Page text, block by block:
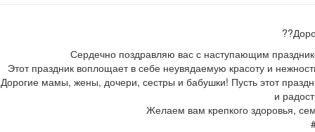
Сердечно поздравляю вас с наступающим
Этот праздник воплощает в себе неувядаемую красоту и
Дорогие мамы, жены, дочери, сестры и бабушки! Пусть этот
и
Желаем вам крепкого здоровья,